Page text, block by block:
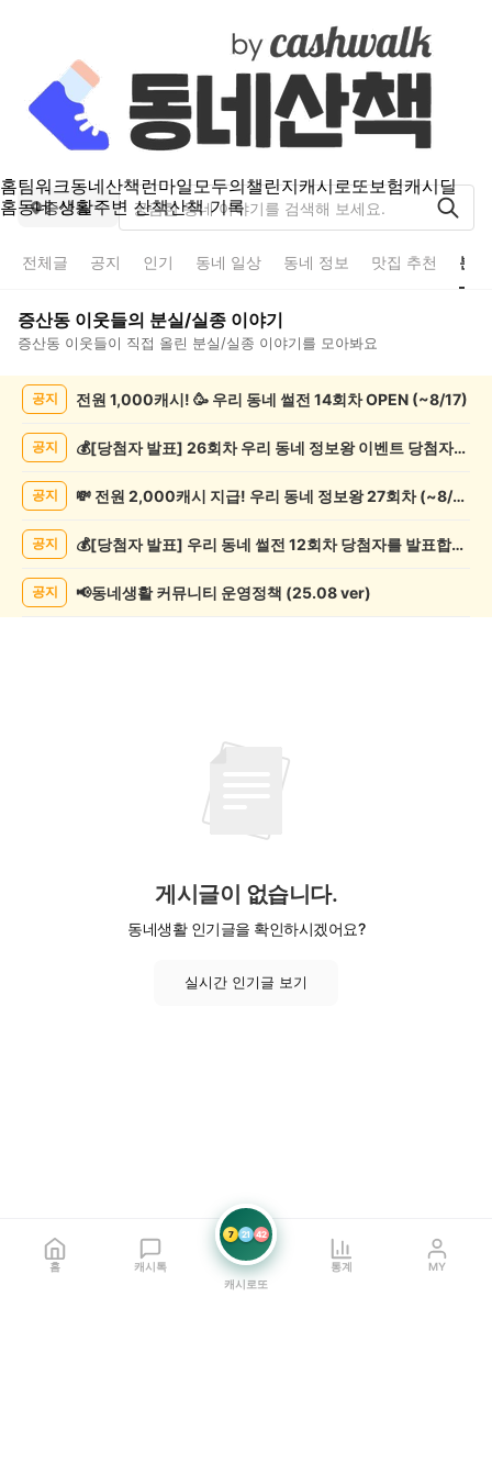
홈팀워크동네산책런마일모두의챌린지캐시로또보험캐시딜
홈동네 생활주변 산책산책 기록
증산동
전체글 공지 인기 동네 일상 동네 정보 맛집 추천 분
증산동 이웃들의 분실/실종 이야기
증산동 이웃들이 직접 올린 분실/실종 이야기를 모아봐요
록
공지 전원 1,000캐시! 🥳 우리 동네 썰전 14회차 OPEN (~8/17)
공지 💰[당첨자 발표] 26회차 우리 동네 정보왕 이벤트 당첨자를 발표합니다!
공지 💸 전원 2,000캐시 지급! 우리 동네 정보왕 27회차 (~8/10)
공지 💰[당첨자 발표] 우리 동네 썰전 12회차 당첨자를 발표합니다!
공지 📢동네생활 커뮤니티 운영정책 (25.08 ver)
게시글이 없습니다.
동네생활 인기글을 확인하시겠어요?
실시간 인기글 보기
홈 캐시톡
7 21 42
캐시로또
통계 MY